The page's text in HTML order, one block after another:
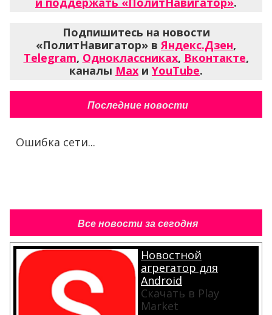
Подпишитесь на новости
«ПолитНавигатор» в Яндекс.Дзен,
Telegram, Одноклассниках, Вконтакте,
каналы Max и YouTube.
Последние новости
Ошибка сети...
Все новости за сегодня
Новостной
агрегатор для
Android
Скачать в Play
Market